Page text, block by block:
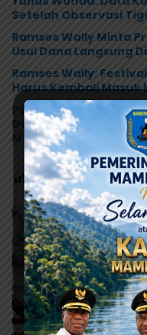
Setelah Observasi
Ramses Wally Minta
Usul Dana Langsung
Ramses Wally:
Harus Kembali
Polres Jayapura
Depapre, Puluhan
Makanan Diuji
Post Views: 109